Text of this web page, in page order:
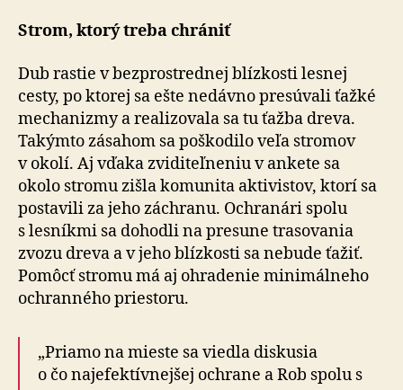
Strom, ktorý treba chrániť
Dub rastie v bezprostrednej blízkosti lesnej
cesty, po ktorej sa ešte nedávno presúvali ťažké
mechanizmy a realizovala sa tu ťažba dreva.
Takýmto zásahom sa poškodilo veľa stromov
v okolí. Aj vďaka zviditeľneniu v ankete sa
okolo stromu zišla komunita aktivistov, ktorí sa
postavili za jeho záchranu. Ochranári spolu
s lesníkmi sa dohodli na presune trasovania
zvozu dreva a v jeho blízkosti sa nebude ťažiť.
Pomôcť stromu má aj ohradenie minimálneho
ochranného priestoru.
„Priamo na mieste sa viedla diskusia
o čo najefektívnejšej ochrane a Rob spolu s